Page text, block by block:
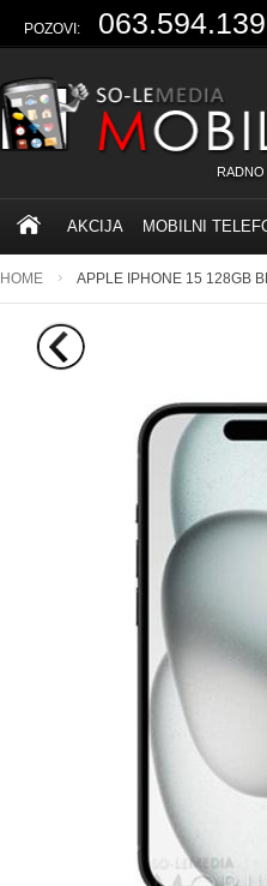
POZOVI: 063.594.139
AKCIJA MOBILNI
HOME APPLE IPHONE 15 128GB